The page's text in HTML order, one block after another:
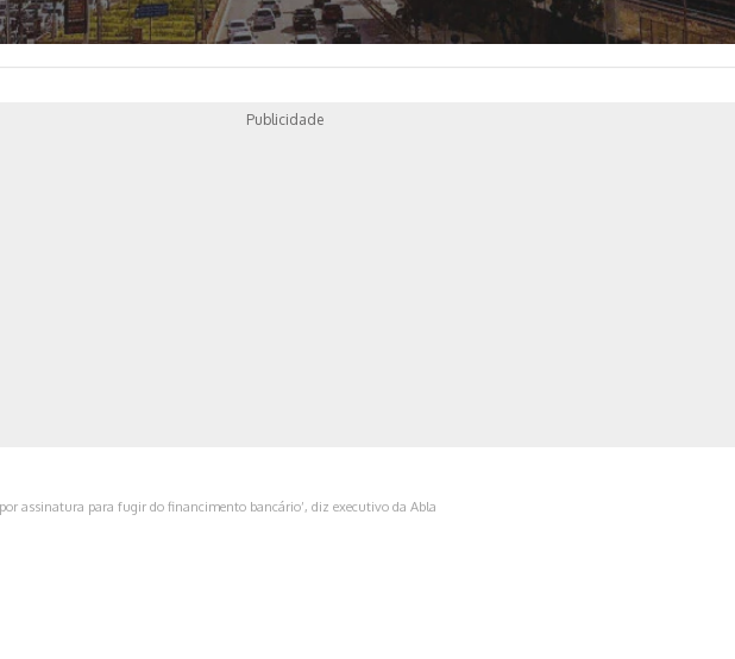
Publicidade
assinatura para fugir do financimento bancário’, diz executivo da Abla